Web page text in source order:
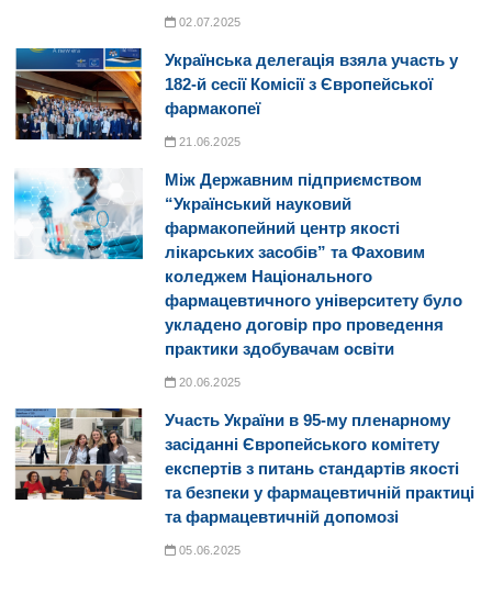
02.07.2025
Українська делегація взяла участь у
182-й сесії Комісії з Європейської
фармакопеї
21.06.2025
Між Державним підприємством
“Український науковий
фармакопейний центр якості
лікарських засобів” та Фаховим
коледжем Національного
фармацевтичного університету було
укладено договір про проведення
практики здобувачам освіти
20.06.2025
Участь України в 95-му пленарному
засіданні Європейського комітету
експертів з питань стандартів якості
та безпеки у фармацевтичній практиці
та фармацевтичній допомозі
05.06.2025